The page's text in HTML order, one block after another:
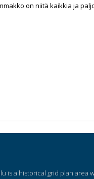
on niitä kaikkia ja
is a historical grid plan